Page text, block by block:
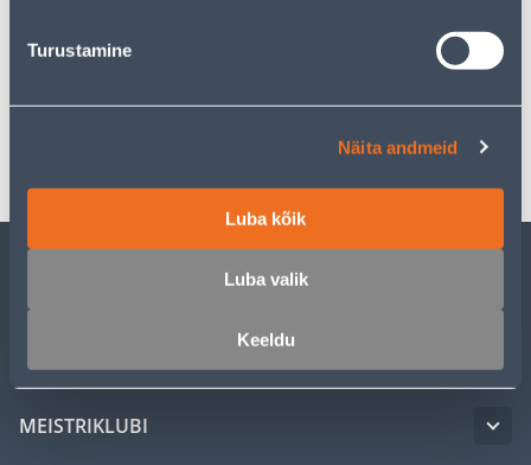
Turustamine
Näita andmeid
Luba kõik
Luba valik
Keeldu
MEISTRIKLUBI